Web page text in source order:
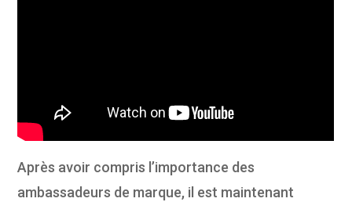
Après avoir compris l’importance des
ambassadeurs de marque, il est maintenant